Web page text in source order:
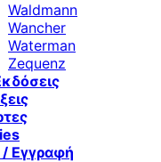
Waldmann
Wancher
Waterman
Zequenz
Εγγραφή